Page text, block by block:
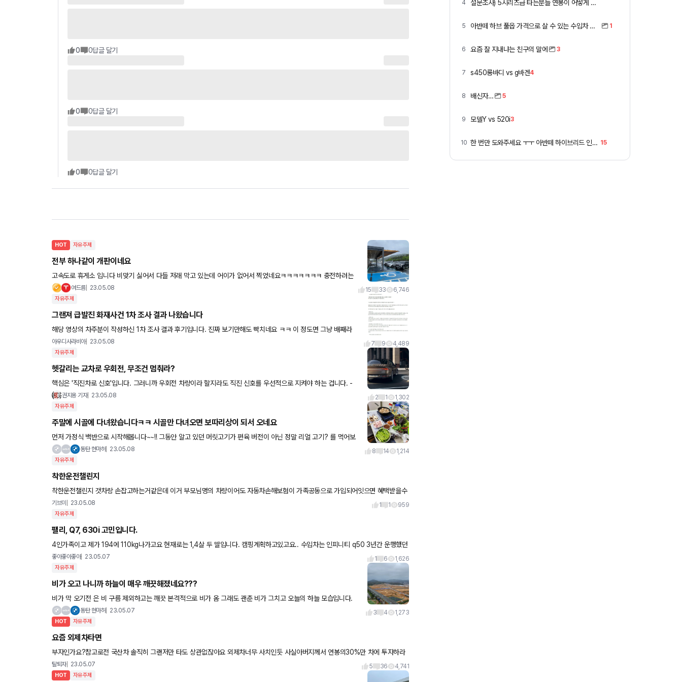
0 0답글 달기
0 0답글 달기
0 0답글 달기
HOT 자유주제
전부 하나같이 개판이네요
고속도로 휴게소 입니다 비맞기 싫어서 다들 저래 막고 있는데 어이가 없어서 찍었네요ㅋㅋㅋㅋㅋㅋㅋ 충전하려는
차들 어쩌라는거지 노답입니다
여드름 23.05.08 15 33 6,746
자유주제
그랜져 급발진 화재사건 1차 조사 결과 나왔습니다
해당 영상의 차주분이 작성하신 1차 조사 결과 후기입니다. 진짜 보기만해도 빡치네요 ㅋㅋ 이 정도면 그냥 배째라
아닌가요?
아우디사라비아 23.05.08 7 9 4,489
자유주제
헷갈리는 교차로 우회전, 무조건 멈춰라?
핵심은 '직진차로 신호'입니다. 그러니까 우회전 차량이라 할지라도 직진 신호를 우선적으로 지켜야 하는 겁니다. -
우회전 하기 전, 직진 신호가 빨간불이면 직진차로 정지선에 일시정지(보통 우회전하
권지용 기자 23.05.08 2 1 1,302
자유주제
주말에 시골에 다녀왔습니다ㅋㅋ 시골만 다녀오면 보따리상이 되서 오네요
먼저 가정식 백반으로 시작해봅니다~~!! 그동안 알고 있던 머릿고기가 편육 버전이 아닌 정말 리얼 고기? 를 먹어보
동탄 현마허 23.05.08 8 14 1,214
자유주제
착한운전챌린지
착한운전챌린지 갯차랑 손잡고하는거같은데 이거 부모님명의 차량이어도 자동차손해보험이 가족공동으로 가입되어잇으면 혜택받을수
잇나요,?
기브미 23.05.08 1 1 959
자유주제
팰리, Q7, 630i 고민입니다.
4인가족이고 제가 194에 110kg나가고요 현재로는 1,4살 두 딸입니다. 캠핑계획하고있고요.. 수입차는 인피니티 q50 3년간 운행했던
거말곤 없네요 인피니티도 as맡기면 3~5일정도
좋아좋아좋아 23.05.07 1 6 1,626
자유주제
비가 오고 나니까 하늘이 매우 깨끗해졌네요???
비가 막 오기전 은 비 구름 제외하고는 깨끗 본격적으로 비가 옴 그래도 괜춘 비가 그치고 오늘의 하늘 모습입니다.
매일 매일 맑은 날씨가 지속되기를 바라봅니다ㅋㅋ
동탄 현마허 23.05.07 3 4 1,273
HOT 자유주제
요즘 외제차타면
부자인가요?참고로전 국산차 솔직히 그랜저만 타도 상관없잖아요 외제차너무 사치인듯 사실아버지께서 연봉의30%만 차에 투자하라
하셧거든요ㅎ 그럼연봉 3억은되야지외제차 타는거아닌가요?
탈퇴자 23.05.07 5 36 4,741
HOT 자유주제
4 설문조사) 5시리즈급 타는분들 연봉이 어떻게 되세요
5 아반떼 하브 풀옵 가격으로 살 수 있는 수입차 모아봄 1
6 요즘 잘 지내냐는 친구의 말에 3
7 s450롱바디 vs g바겐4
8 배신자… 5
9 모델Y vs 520i3
10 한 번만 도와주세요 ㅜㅜ 아반떼 하이브리드 인스 vs 폭스바겐 골프 15